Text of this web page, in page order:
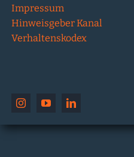
Impressum
Hinweisgeber Kanal
Verhaltenskodex